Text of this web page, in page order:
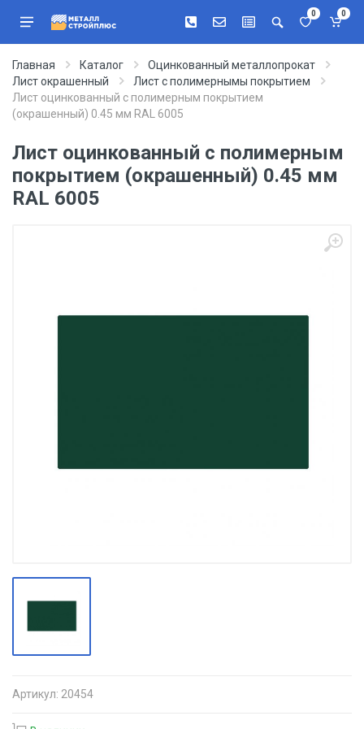
0 0
Главная Каталог
Оцинкованный металлопрокат
Лист окрашенный
Лист с полимернымы покрытием
Лист оцинкованный с полимерным покрытием
(окрашенный) 0.45 мм RAL 6005
Лист оцинкованный с полимерным
покрытием (окрашенный) 0.45 мм
RAL 6005
Артикул: 20454